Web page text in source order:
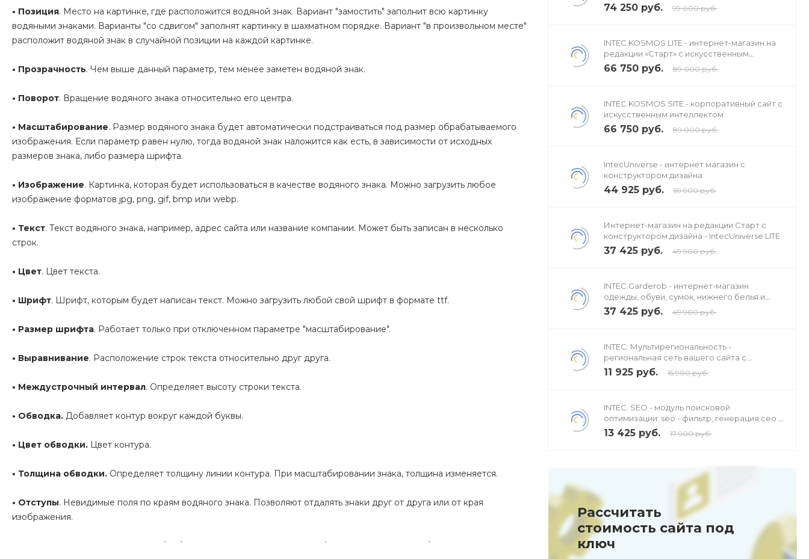
• Позиция. Место на картинке, где расположится водяной знак. Вариант "замостить" заполнит всю картинку
водяными знаками. Варианты "со сдвигом" заполнят картинку в шахматном порядке. Вариант "в произвольном месте"
расположит водяной знак в случайной позиции на каждой картинке.
• Прозрачность. Чем выше данный параметр, тем менее заметен водяной знак.
• Поворот. Вращение водяного знака относительно его центра.
• Масштабирование. Размер водяного знака будет автоматически подстраиваться под размер обрабатываемого
изображения. Если параметр равен нулю, тогда водяной знак наложится как есть, в зависимости от исходных
размеров знака, либо размера шрифта.
• Изображение. Картинка, которая будет использоваться в качестве водяного знака. Можно загрузить любое
изображение форматов jpg, png, gif, bmp или webp.
• Текст. Текст водяного знака, например, адрес сайта или название компании. Может быть записан в несколько
строк.
• Цвет. Цвет текста.
• Шрифт. Шрифт, которым будет написан текст. Можно загрузить любой свой шрифт в формате ttf.
• Размер шрифта. Работает только при отключенном параметре "масштабирование".
• Выравнивание. Расположение строк текста относительно друг друга.
• Междустрочный интервал. Определяет высоту строки текста.
• Обводка. Добавляет контур вокруг каждой буквы.
• Цвет обводки. Цвет контура.
• Толщина обводки. Определяет толщину линии контура. При масштабировании знака, толщина изменяется.
• Отступы. Невидимые поля по краям водяного знака. Позволяют отдалять знаки друг от друга или от края
изображения.
искусственным интеллектом
74 250 руб. 99 000 руб.
INTEC.KOSMOS LITE - интернет-магазин на
редакции «Старт» с искусственным
интеллектом
66 750 руб. 89 000 руб.
INTEC.KOSMOS SITE - корпоративный сайт с
искусственным интеллектом
66 750 руб. 89 000 руб.
IntecUniverse - интернет магазин с
конструктором дизайна
44 925 руб. 59 900 руб.
Интернет-магазин на редакции Старт с
конструктором дизайна - IntecUniverse LITE
37 425 руб. 49 900 руб.
INTEC.Garderob - интернет-магазин
одежды, обуви, сумок, нижнего белья и
аксессуаров
37 425 руб. 49 900 руб.
INTEC: Мультирегиональность -
региональная сеть вашего сайта с
продвижением в поисковиках
11 925 руб. 15 900 руб.
INTEC. SEO - модуль поисковой
оптимизации: seo - фильтр, генерация сео -
текстов, H1, мета-тегов
13 425 руб. 17 900 руб.
Рассчитать
стоимость сайта под
ключ